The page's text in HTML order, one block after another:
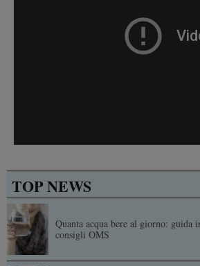
TOP NEWS
Quanta acqua bere al giorno: guida
consigli OMS